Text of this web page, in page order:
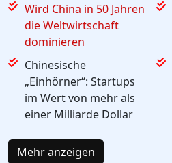
Wird China in 50 Jahren
die Weltwirtschaft
dominieren
Chinesische
„Einhörner“: Startups
im Wert von mehr als
einer Milliarde Dollar
Mehr anzeigen